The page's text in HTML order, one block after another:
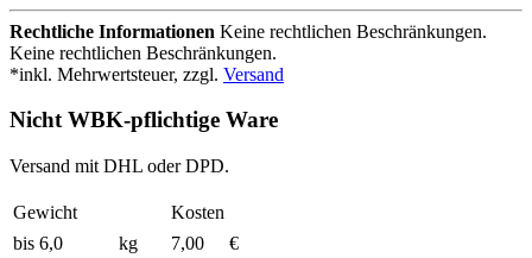
Rechtliche Informationen Keine rechtlichen Beschränkungen.
Keine rechtlichen Beschränkungen.
*inkl. Mehrwertsteuer, zzgl. Versand
Nicht WBK-pflichtige Ware
Versand mit DHL oder DPD.
Gewicht
Kosten
bis 6,0
kg 7,00
€